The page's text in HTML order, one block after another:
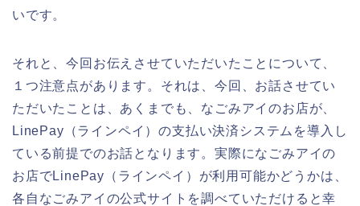
いです。
それと、今回お伝えさせていただいたことについて、
１つ注意点があります。それは、今回、お話させてい
ただいたことは、あくまでも、なごみアイのお店が、
LinePay（ラインペイ）の支払い決済システムを導入し
ている前提でのお話となります。実際になごみアイの
お店でLinePay（ラインペイ）が利用可能かどうかは、
各自なごみアイの公式サイトを調べていただけると幸